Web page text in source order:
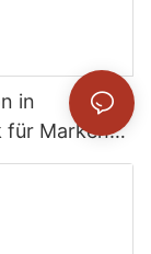
in
für Marken-